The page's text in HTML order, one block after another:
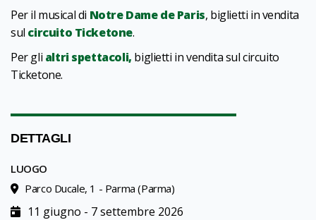
Per il musical di Notre Dame de Paris, biglietti in vendita
sul circuito Ticketone.
Per gli altri spettacoli, biglietti in vendita sul circuito
Ticketone.
DETTAGLI
LUOGO
Parco Ducale, 1 - Parma (Parma)
11 giugno - 7 settembre 2026